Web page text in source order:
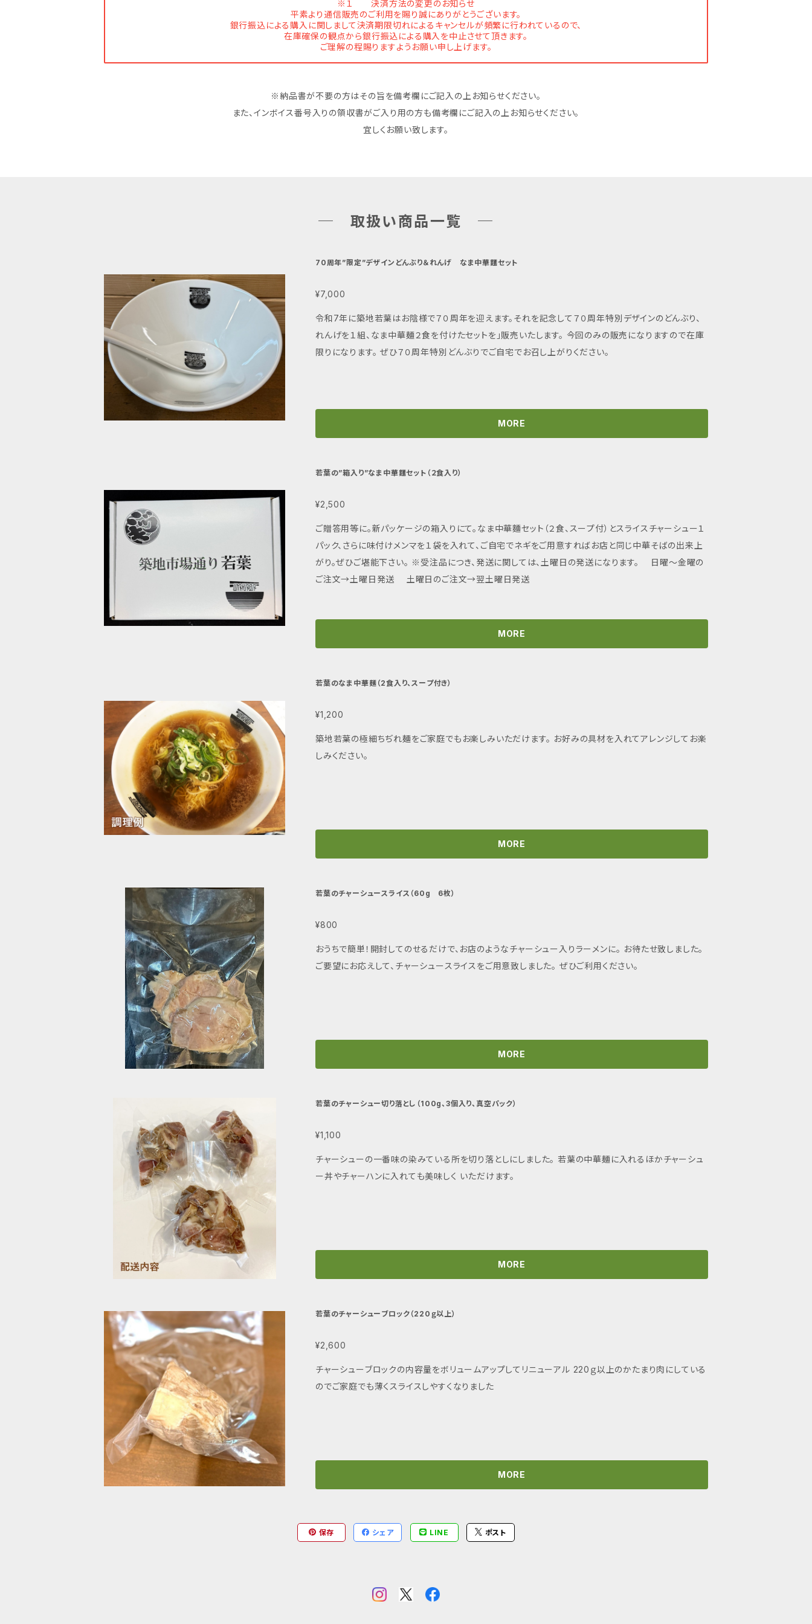
※１ 決済方法の変更のお知らせ
平素より通信販売のご利用を賜り誠にありがとうございます。
銀行振込による購入に関しまして決済期限切れによるキャンセルが頻繁に行われているので、
在庫確保の観点から銀行振込による購入を中止させて頂きます。
ご理解の程賜りますようお願い申し上げます。
※納品書が不要の方はその旨を備考欄にご記入の上お知らせください。
また、インボイス番号入りの領収書がご入り用の方も備考欄にご記入の上お知らせください。
宜しくお願い致します。
─ 取扱い商品一覧 ─
70周年”限定”デザインどんぶり＆れんげ なま中華麵セット
¥7,000
令和7年に築地若葉はお陰様で７０周年を迎えます。それを記念して７０周年特別デザインのどんぶり、
れんげを１組、なま中華麺２食を付けたセットを」販売いたします。 今回のみの販売になりますので在庫
限りになります。 ぜひ７０周年特別どんぶりでご自宅でお召し上がりください。
MORE
若葉の”箱入り”なま中華麵セット（２食入り）
¥2,500
ご贈答用等に。新パッケージの箱入りにて。なま中華麵セット（２食、スープ付）とスライスチャーシュー１
パック、さらに味付けメンマを１袋を入れて、ご自宅でネギをご用意すればお店と同じ中華そばの出来上
がり。ぜひご堪能下さい。 ※受注品につき、発送に関しては、土曜日の発送になります。 日曜～金曜の
ご注文→土曜日発送 土曜日のご注文→翌土曜日発送
MORE
若葉のなま中華麺（2食入り、スープ付き）
¥1,200
築地若葉の極細ちぢれ麺をご家庭でもお楽しみいただけます。 お好みの具材を入れてアレンジしてお楽
しみください。
MORE
若葉のチャーシュースライス（60g 6枚）
¥800
おうちで簡単！開封してのせるだけで、お店のようなチャーシュー入りラーメンに。 お待たせ致しました。
ご要望にお応えして、チャーシュースライスをご用意致しました。 ぜひご利用ください。
MORE
若葉のチャーシュー切り落とし（100g、3個入り、真空パック）
¥1,100
チャーシューの一番味の染みている所を切り落としにしました。 若葉の中華麺に入れるほかチャーシュ
ー丼やチャーハンに入れても美味しく いただけます。
MORE
若葉のチャーシューブロック（220ｇ以上）
¥2,600
チャーシューブロックの内容量をボリュームアップしてリニューアル 220ｇ以上のかたまり肉にしている
のでご家庭でも薄くスライスしやすくなりました
MORE
保存 シェア LINE ポスト